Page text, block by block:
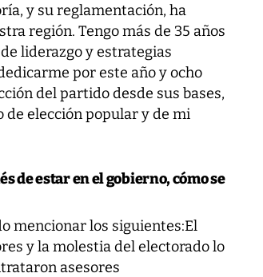
y su reglamentación, ha
región. Tengo más de 35 años
liderazgo y estrategias
por este año y ocho
del partido desde sus bases,
elección popular y de mi
de estar en el gobierno, cómo se
mencionar los siguientes:El
y la molestia del electorado lo
asesores